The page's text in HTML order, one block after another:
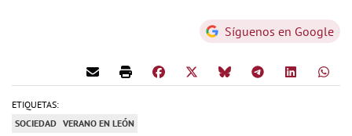
Síguenos en Google
ETIQUETAS:
SOCIEDAD VERANO EN LEÓN